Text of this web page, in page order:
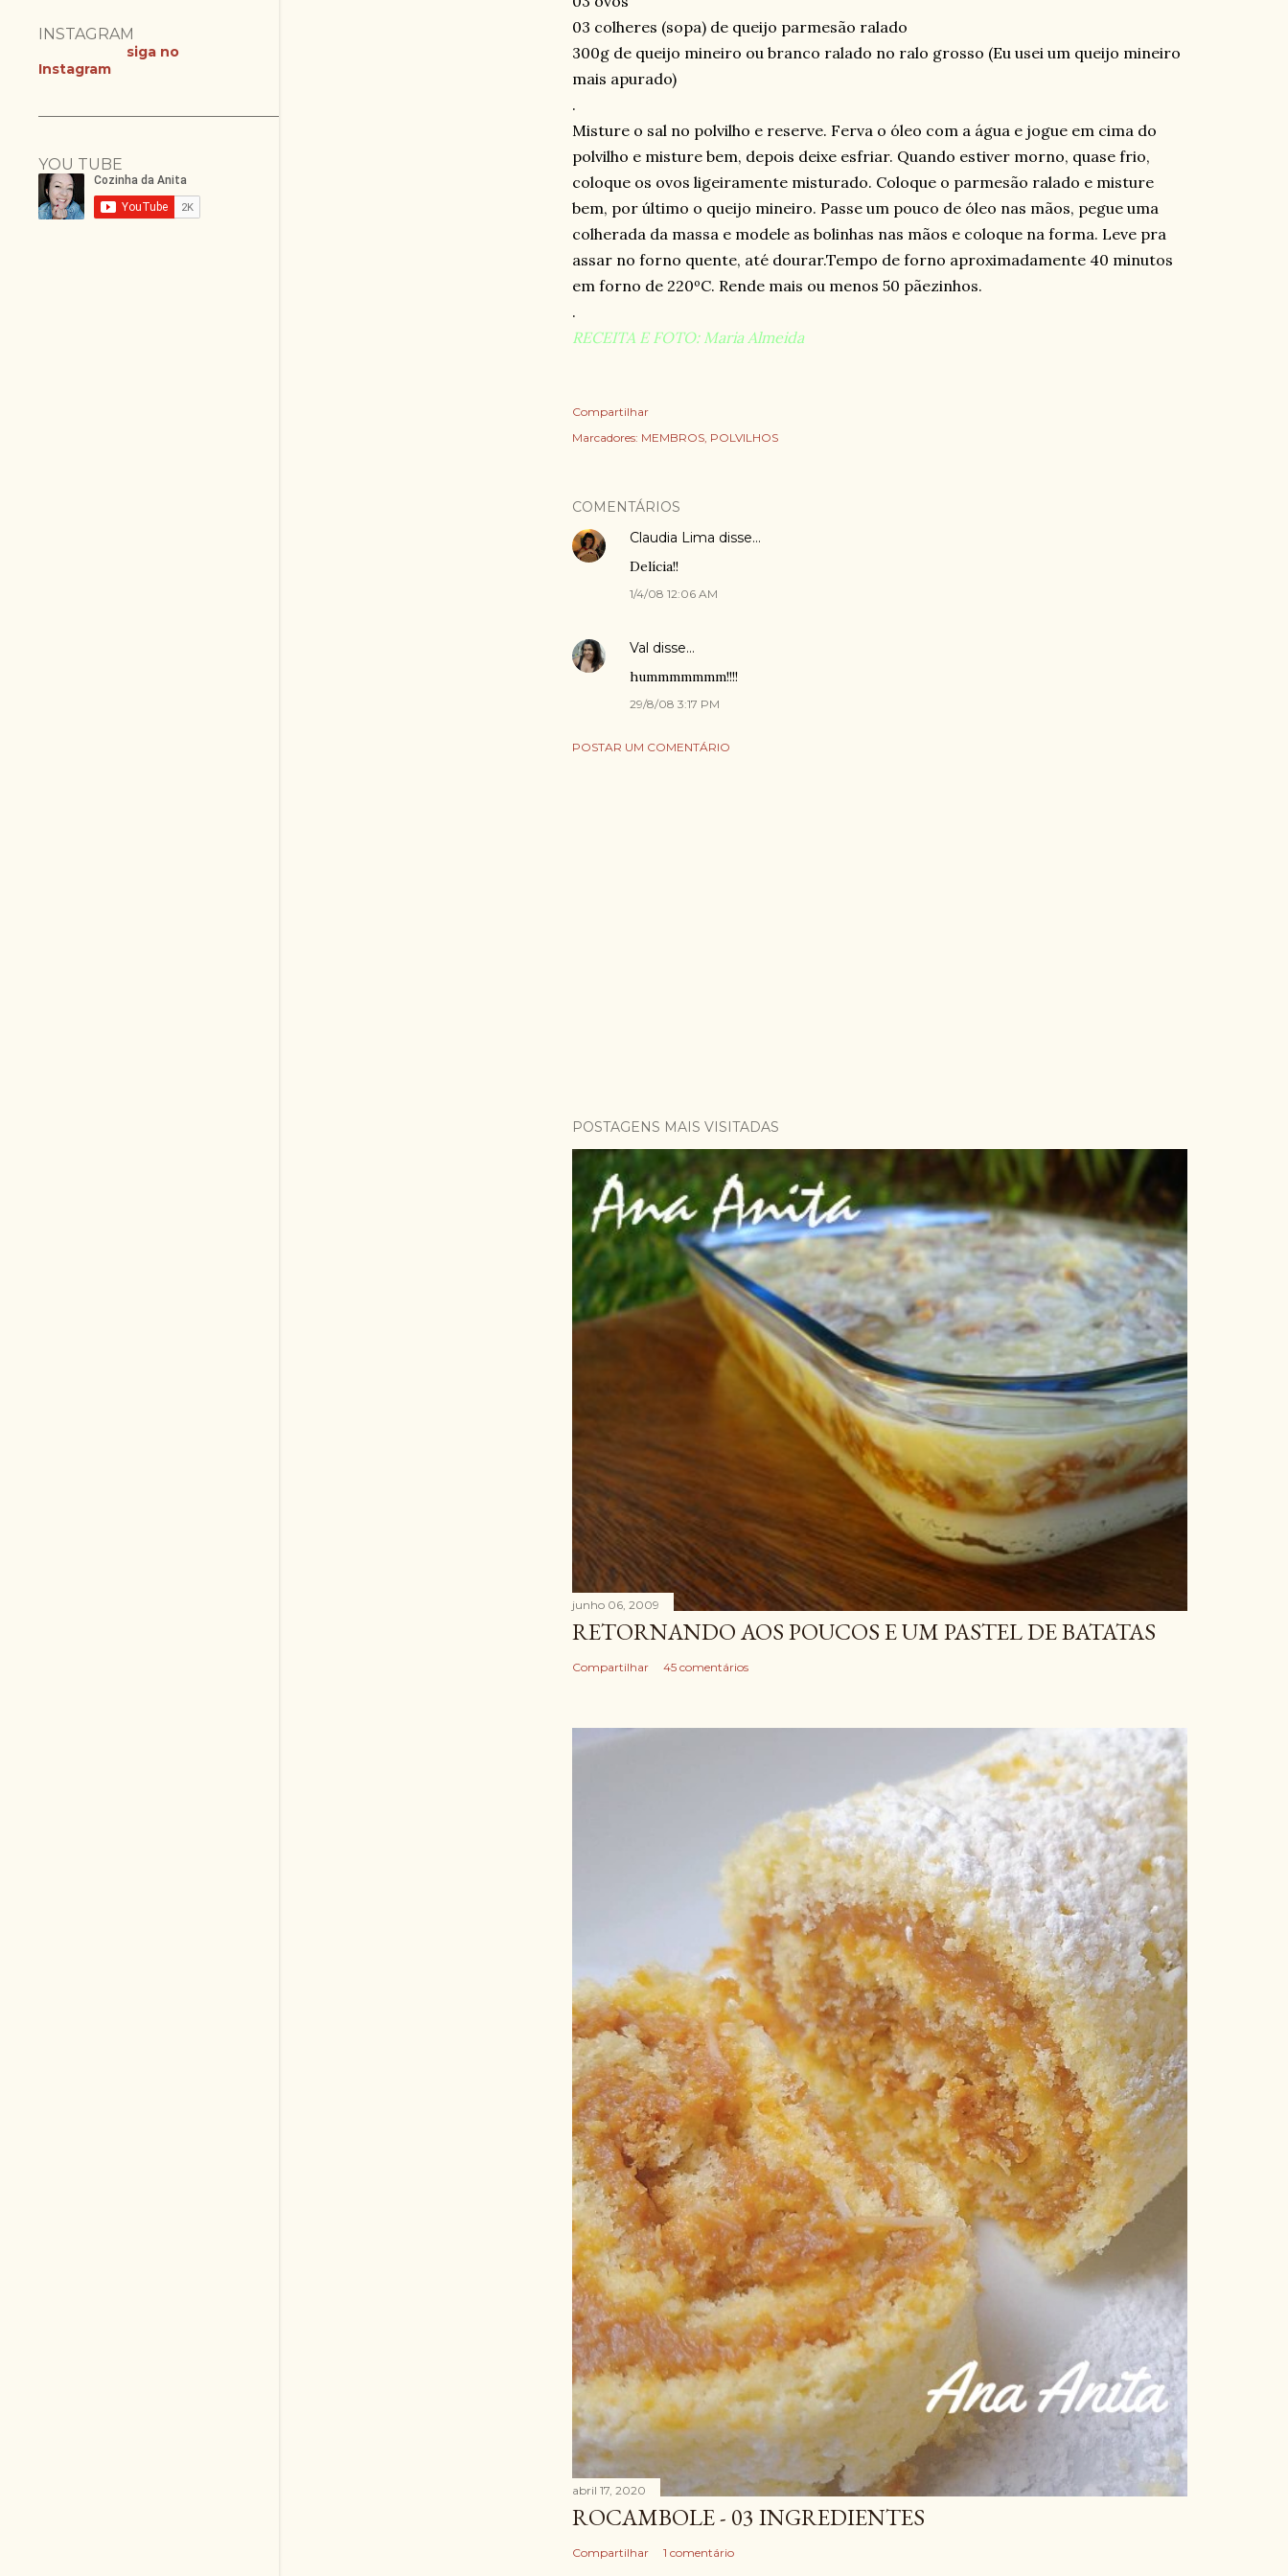
03 colheres (sopa) de queijo parmesão ralado
300g de queijo mineiro ou branco ralado no ralo grosso (Eu usei um queijo mineiro
mais apurado)
.
Misture o sal no polvilho e reserve. Ferva o óleo com a água e jogue em cima do
polvilho e misture bem, depois deixe esfriar. Quando estiver morno, quase frio,
coloque os ovos ligeiramente misturado. Coloque o parmesão ralado e misture
bem, por último o queijo mineiro. Passe um pouco de óleo nas mãos, pegue uma
colherada da massa e modele as bolinhas nas mãos e coloque na forma. Leve pra
assar no forno quente, até dourar.Tempo de forno aproximadamente 40 minutos
em forno de 220ºC. Rende mais ou menos 50 pãezinhos.
.
RECEITA E FOTO: Maria Almeida
Compartilhar
Marcadores: MEMBROS POLVILHOS
COMENTÁRIOS
Claudia Lima disse…
Delícia!!
1/4/08 12:06 AM
Val disse…
hummmmmmm!!!!
29/8/08 3:17 PM
POSTAR UM COMENTÁRIO
POSTAGENS MAIS VISITADAS
junho 06, 2009
RETORNANDO AOS POUCOS E UM PASTEL DE BATATAS
Compartilhar 45 comentários
abril 17, 2020
ROCAMBOLE - 03 INGREDIENTES
Compartilhar 1 comentário
INSTAGRAM
siga no
Instagram
YOU TUBE